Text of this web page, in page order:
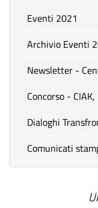
Eventi 2021
Archivio Eventi
Newsletter -
Concorso -
Dialoghi
Comunicati